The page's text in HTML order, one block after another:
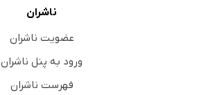
ناشران
عضویت ناشران
ورود به پنل ناشران
فهرست ناشران